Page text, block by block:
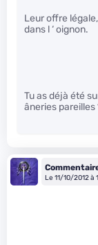
Leur offre
dans l ‘ oignon.
Tu as déjà été
âneries pareilles
Le 11/10/2012 à